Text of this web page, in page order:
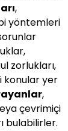
,
yöntemleri
zorlukları,
konular yer
,
çevrimiçi
bulabilirler.